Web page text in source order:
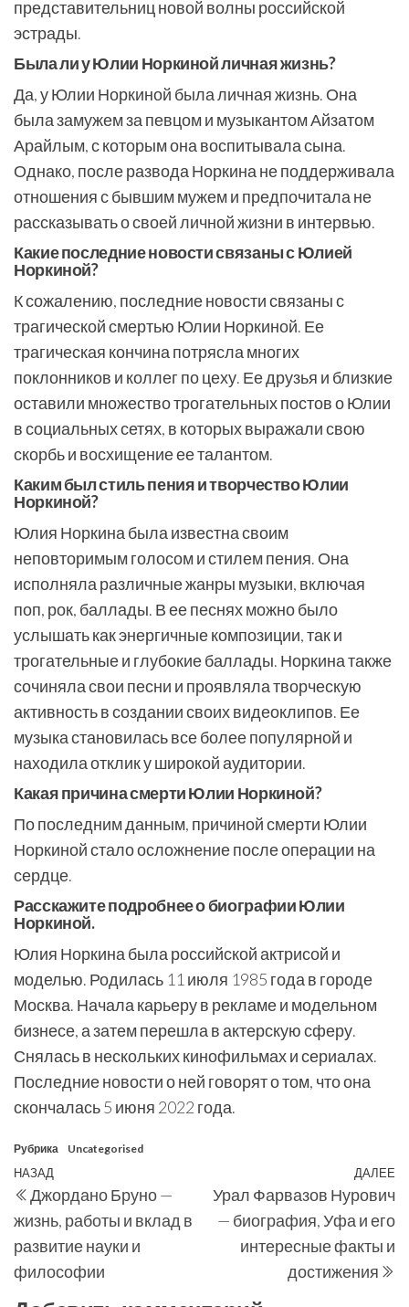
представительниц новой волны российской
эстрады.
Была ли у Юлии Норкиной личная жизнь?
Да, у Юлии Норкиной была личная жизнь. Она
была замужем за певцом и музыкантом Айзатом
Арайлым, с которым она воспитывала сына.
Однако, после развода Норкина не поддерживала
отношения с бывшим мужем и предпочитала не
рассказывать о своей личной жизни в интервью.
Какие последние новости связаны с Юлией
Норкиной?
К сожалению, последние новости связаны с
трагической смертью Юлии Норкиной. Ее
трагическая кончина потрясла многих
поклонников и коллег по цеху. Ее друзья и близкие
оставили множество трогательных постов о Юлии
в социальных сетях, в которых выражали свою
скорбь и восхищение ее талантом.
Каким был стиль пения и творчество Юлии
Норкиной?
Юлия Норкина была известна своим
неповторимым голосом и стилем пения. Она
исполняла различные жанры музыки, включая
поп, рок, баллады. В ее песнях можно было
услышать как энергичные композиции, так и
трогательные и глубокие баллады. Норкина также
сочиняла свои песни и проявляла творческую
активность в создании своих видеоклипов. Ее
музыка становилась все более популярной и
находила отклик у широкой аудитории.
Какая причина смерти Юлии Норкиной?
По последним данным, причиной смерти Юлии
Норкиной стало осложнение после операции на
сердце.
Расскажите подробнее о биографии Юлии
Норкиной.
Юлия Норкина была российской актрисой и
моделью. Родилась 11 июля 1985 года в городе
Москва. Начала карьеру в рекламе и модельном
бизнесе, а затем перешла в актерскую сферу.
Снялась в нескольких кинофильмах и сериалах.
Последние новости о ней говорят о том, что она
скончалась 5 июня 2022 года.
Рубрика Uncategorised
Навигация
по
записям
Предыдущая
запись
НАЗАД
Джордано Бруно —
жизнь, работы и вклад в
развитие науки и
философии
ДАЛЕЕ
Урал Фарвазов Нурович
— биография, Уфа и его
интересные факты и
достижения